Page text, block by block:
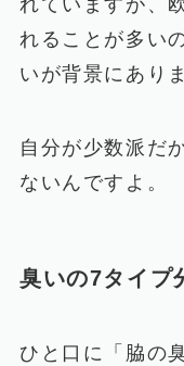
れていますが、
れることが多い
いが背景にあり
自分が少数派だ
ないんですよ。
臭いの7タイプ
ひと口に「脇の